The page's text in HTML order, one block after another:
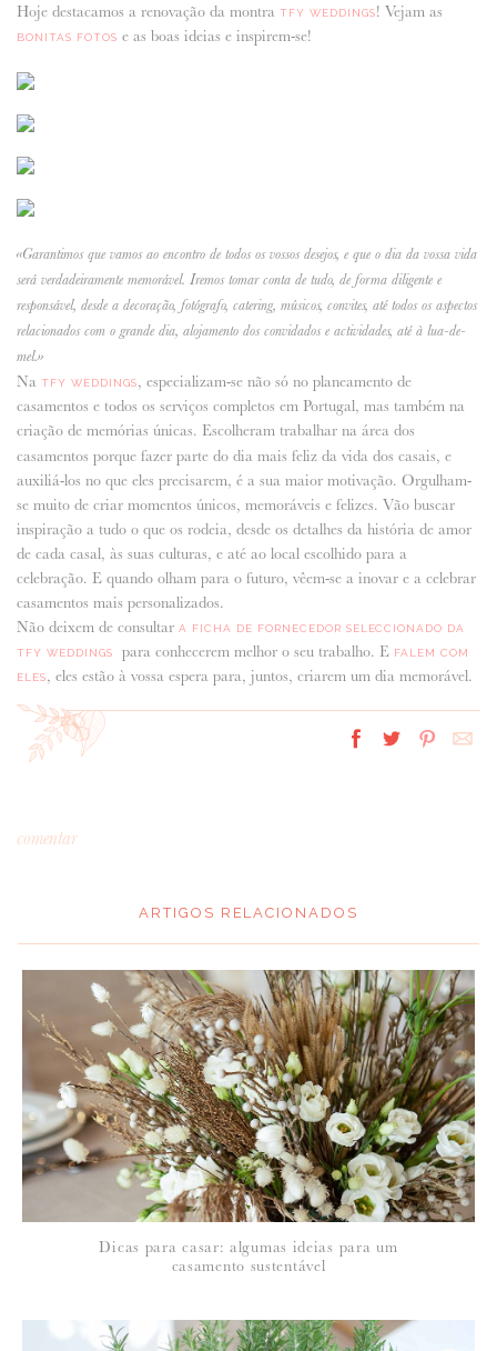
Hoje destacamos a renovação da montra
TFY WEDDINGS! Vejam as
BONITAS FOTOS e as boas ideias e inspirem-se!
«Garantimos que vamos ao encontro de todos os vossos desejos, e que o dia da vossa vida
será verdadeiramente memorável. Iremos tomar conta de tudo, de forma diligente e
responsável, desde a decoração, fotógrafo, catering, músicos, convites, até todos os aspectos
relacionados com o grande dia, alojamento dos convidados e actividades, até à lua-de-
mel.»
Na TFY WEDDINGS, especializam-se não só no planeamento de
casamentos e todos os serviços completos em Portugal, mas também na
criação de memórias únicas. Escolheram trabalhar na área dos
casamentos porque fazer parte do dia mais feliz da vida dos casais, e
auxiliá-los no que eles precisarem, é a sua maior motivação. Orgulham-
se muito de criar momentos únicos, memoráveis e felizes. Vão buscar
inspiração a tudo o que os rodeia, desde os detalhes da história de amor
de cada casal, às suas culturas, e até ao local escolhido para a
celebração. E quando olham para o futuro, vêem-se a inovar e a celebrar
casamentos mais personalizados.
Não deixem de consultar A FICHA DE FORNECEDOR SELECCIONADO DA
TFY WEDDINGS
para conhecerem melhor o seu trabalho. E FALEM COM
ELES, eles estão à vossa espera para, juntos, criarem um dia memorável.
comentar
NOME*:
ARTIGOS RELACIONADOS
Dicas para casar: algumas ideias para um
casamento sustentável